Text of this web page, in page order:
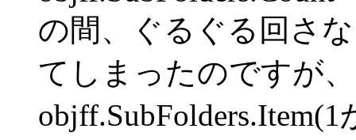
の間、ぐるぐる回さ
てしまったのですが、